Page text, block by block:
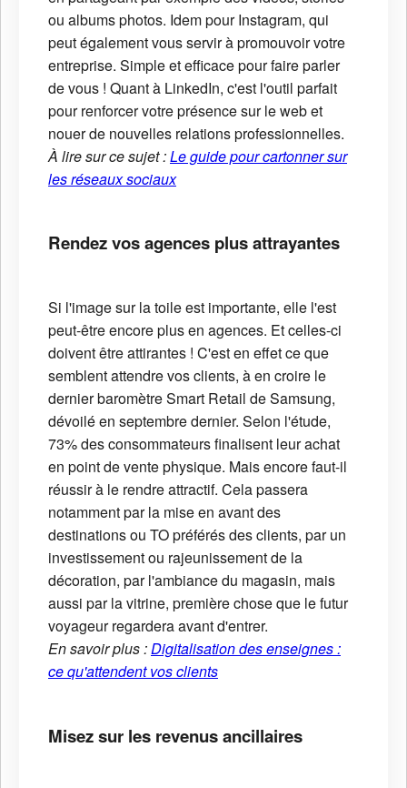
ou albums photos. Idem pour Instagram, qui
peut également vous servir à promouvoir votre
entreprise. Simple et efficace pour faire parler
de vous ! Quant à LinkedIn, c'est l'outil parfait
pour renforcer votre présence sur le web et
nouer de nouvelles relations professionnelles.
À lire sur ce sujet :Le guide pour cartonner sur
les réseaux sociaux
Rendez vos agences plus attrayantes
Si l'image sur la toile est importante, elle l'est
peut-être encore plus en agences. Et celles-ci
doivent être attirantes ! C'est en effet ce que
semblent attendre vos clients, à en croire le
dernier baromètre Smart Retail de Samsung,
dévoilé en septembre dernier. Selon l'étude,
73% des consommateurs finalisent leur achat
en point de vente physique. Mais encore faut-il
réussir à le rendre attractif. Cela passera
notamment par la mise en avant des
destinations ou TO préférés des clients, par un
investissement ou rajeunissement de la
décoration, par l'ambiance du magasin, mais
aussi par la vitrine, première chose que le futur
voyageur regardera avant d'entrer.
En savoir plus :Digitalisation des enseignes :
ce qu'attendent vos clients
Misez sur les revenus ancillaires